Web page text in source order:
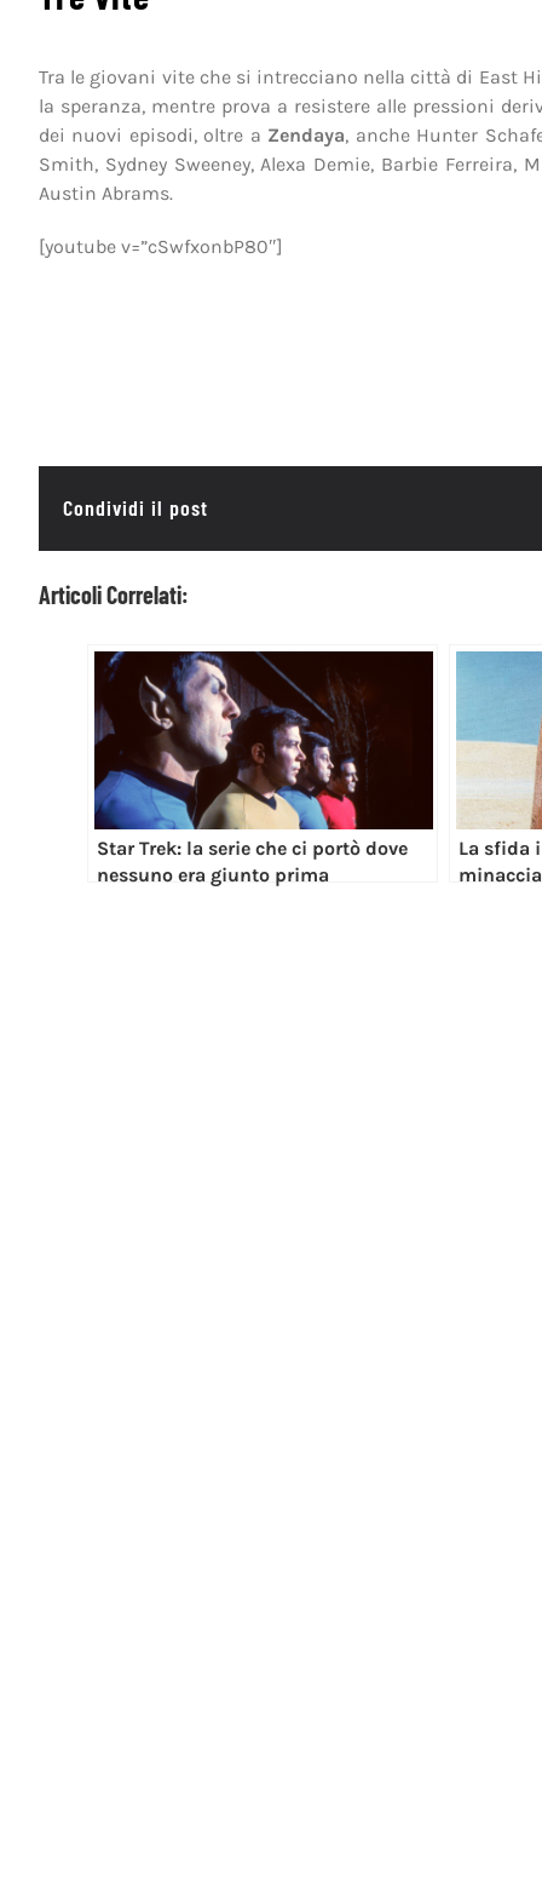
Tra le giovani vite che si intrecciano nella città di East
la speranza, mentre prova a resistere alle pressioni
dei nuovi episodi, oltre a Zendaya, anche Hunter
Smith, Sydney Sweeney, Alexa Demie, Barbie Ferreira,
Austin Abrams.
[youtube v=”cSwfxonbP80″]
Condividi il post
Articoli Correlati:
Star Trek: la serie che ci portò dove
nessuno era giunto prima
La sfida